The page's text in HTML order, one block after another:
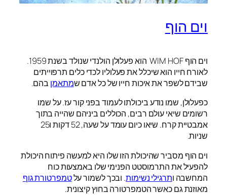
וים הוף
וים הוף WIM HOF הוא פעלולן הולנדי שנולד בשנת 1959.
לאורח חייו הוא שיכלל את פעלוליו לכדי כלים תרפוייתים
שבידם לשפר את איכות חייו של כל אדם שמתאמן בהם.
כפעלולן, שמו נודע ביכולתו לעמוד בפני קור עז. על שמו
רשומים שיאי עולם רבים, הכוללים ביניהם שהייה בתוך
אמבטיית קרח. שיאו כיום עומד על שעה, 52 דקות ו25
שניות.
וים הוף מסביר שהיכולת הזו שלו היא למעשה פיתוח היכולת
להפעיל את התרמוסטט הפנימי שלו באמצעות כוח
המחשבה ותרגילי נשימות. ובכך לשמור עלטמפרטורת גוף
מאוזנת גם כאשר הטמפרטורה בחוץ קיצונית.